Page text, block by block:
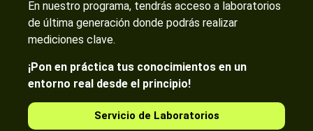
En nuestro programa, tendrás acceso a laboratorios
de última generación donde podrás realizar
mediciones clave.
¡Pon en práctica tus conocimientos en un
entorno real desde el principio!
Servicio de Laboratorios